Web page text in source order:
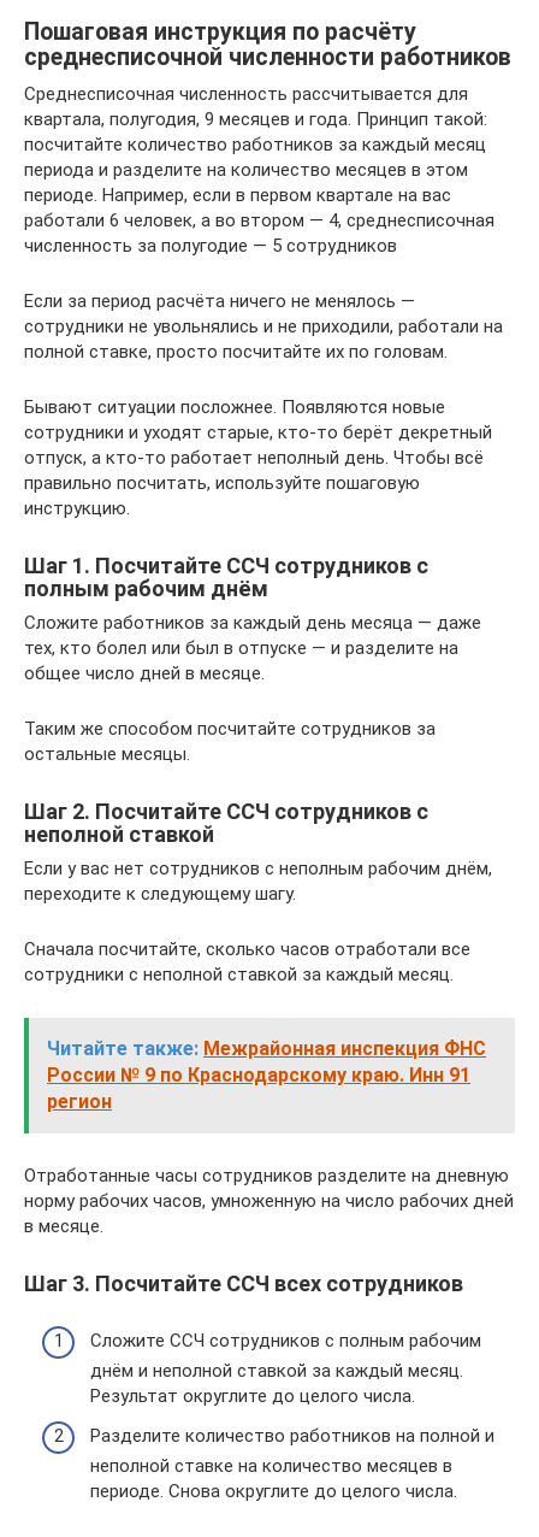
Пошаговая инструкция по расчёту
среднесписочной численности работников
Среднесписочная численность рассчитывается для
квартала, полугодия, 9 месяцев и года. Принцип такой:
посчитайте количество работников за каждый месяц
периода и разделите на количество месяцев в этом
периоде. Например, если в первом квартале на вас
работали 6 человек, а во втором — 4, среднесписочная
численность за полугодие — 5 сотрудников
Если за период расчёта ничего не менялось —
сотрудники не увольнялись и не приходили, работали на
полной ставке, просто посчитайте их по головам.
Бывают ситуации посложнее. Появляются новые
сотрудники и уходят старые, кто-то берёт декретный
отпуск, а кто-то работает неполный день. Чтобы всё
правильно посчитать, используйте пошаговую
инструкцию.
Шаг 1. Посчитайте ССЧ сотрудников с
полным рабочим днём
Сложите работников за каждый день месяца — даже
тех, кто болел или был в отпуске — и разделите на
общее число дней в месяце.
Таким же способом посчитайте сотрудников за
остальные месяцы.
Шаг 2. Посчитайте ССЧ сотрудников с
неполной ставкой
Если у вас нет сотрудников с неполным рабочим днём,
переходите к следующему шагу.
Сначала посчитайте, сколько часов отработали все
сотрудники с неполной ставкой за каждый месяц.
Читайте также: Межрайонная инспекция ФНС
России № 9 по Краснодарскому краю. Инн 91
регион
Отработанные часы сотрудников разделите на дневную
норму рабочих часов, умноженную на число рабочих дней
в месяце.
Шаг 3. Посчитайте ССЧ всех сотрудников
Сложите ССЧ сотрудников с полным рабочим
днём и неполной ставкой за каждый месяц.
Результат округлите до целого числа.
Разделите количество работников на полной и
неполной ставке на количество месяцев в
периоде. Снова округлите до целого числа.